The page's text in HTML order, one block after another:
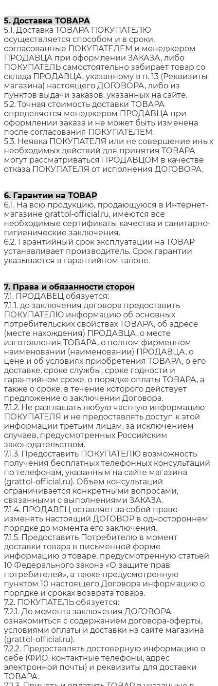
5. Доставка ТОВАРА
5.1. Доставка ТОВАРА ПОКУПАТЕЛЮ
осуществляется способом и в сроки,
согласованные ПОКУПАТЕЛЕМ и менеджером
ПРОДАВЦА при оформлении ЗАКАЗА, либо
ПОКУПАТЕЛЬ самостоятельно забирает товар со
склада ПРОДАВЦА, указанному в п. 13 (Реквизиты
магазина) настоящего ДОГОВОРА, либо из
пунктов выдачи заказов, указанных на сайте.
5.2. Точная стоимость доставки ТОВАРА
определяется менеджером ПРОДАВЦА при
оформлении заказа и не может быть изменена
после согласования ПОКУПАТЕЛЕМ.
5.3. Неявка ПОКУПАТЕЛЯ или не совершение иных
необходимых действий для принятия ТОВАРА
могут рассматриваться ПРОДАВЦОМ в качестве
отказа ПОКУПАТЕЛЯ от исполнения ДОГОВОРА.
6. Гарантии на ТОВАР
6.1. На всю продукцию, продающуюся в Интернет-
магазине grattol-official.ru, имеются все
необходимые сертификаты качества и санитарно-
гигиенические заключения.
6.2. Гарантийный срок эксплуатации на ТОВАР
устанавливает производитель. Срок гарантии
указывается в гарантийном талоне.
7. Права и обязанности сторон
7.1. ПРОДАВЕЦ обязуется:
7.1.1. до заключения договора предоставить
ПОКУПАТЕЛЮ информацию об основных
потребительских свойствах ТОВАРА, об адресе
(месте нахождения) ПРОДАВЦА, о месте
изготовления ТОВАРА, о полном фирменном
наименовании (наименовании) ПРОДАВЦА, о
цене и об условиях приобретения ТОВАРА, о его
доставке, сроке службы, сроке годности и
гарантийном сроке, о порядке оплаты ТОВАРА, а
также о сроке, в течение которого действует
предложение о заключении Договора.
7.1.2. Не разглашать любую частную информацию
ПОКУПАТЕЛЯ и не предоставлять доступ к этой
информации третьим лицам, за исключением
случаев, предусмотренных Российским
законодательством.
7.1.3. Предоставить ПОКУПАТЕЛЮ возможность
получения бесплатных телефонных консультаций
по телефонам, указанным на сайте магазина
(grattol-official.ru). Объем консультаций
ограничивается конкретными вопросами,
связанными с выполнениями ЗАКАЗА.
7.1.4. ПРОДАВЕЦ оставляет за собой право
изменять настоящий ДОГОВОР в одностороннем
порядке до момента его заключения.
7.1.5. Предоставить Потребителю в момент
доставки товара в письменной форме
информацию о товаре, предусмотренную статьей
10 Федерального закона «О защите прав
потребителей», а также предусмотренную
пунктом 10 настоящего Договора информацию о
порядке и сроках возврата товара.
7.2. ПОКУПАТЕЛЬ обязуется:
7.2.1. До момента заключения ДОГОВОРА
ознакомиться с содержанием договора-оферты,
условиями оплаты и доставки на сайте магазина
(grattol-official.ru).
7.2.2. Предоставлять достоверную информацию о
себе (ФИО, контактные телефоны, адрес
электронной почты) и реквизиты для доставки
ТОВАРА.